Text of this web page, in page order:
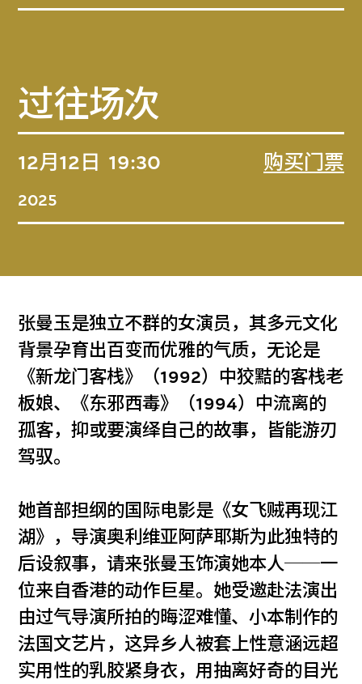
过往场次
12月12日
2025
19:30 购买门票
张曼玉是独立不群的女演员，其多元文化
背景孕育出百变而优雅的气质，无论是
《新龙门客栈》（1992）中狡黠的客栈老
板娘、《东邪西毒》（1994）中流离的
孤客，抑或要演绎自己的故事，皆能游刃
驾驭。
她首部担纲的国际电影是《女飞贼再现江
湖》，导演奥利维亚阿萨耶斯为此独特的
后设叙事，请来张曼玉饰演她本人──一
位来自香港的动作巨星。她受邀赴法演出
由过气导演所拍的晦涩难懂、小本制作的
法国文艺片，这异乡人被套上性意涵远超
实用性的乳胶紧身衣，用抽离好奇的目光